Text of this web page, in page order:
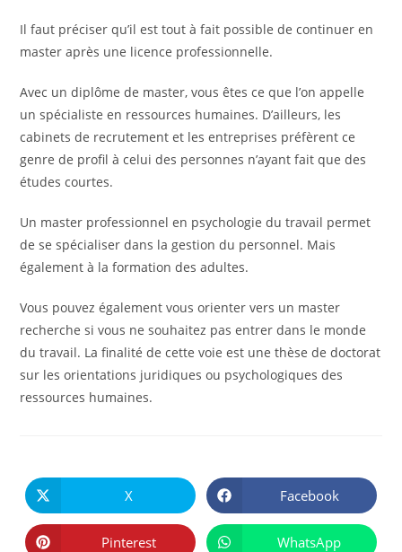
Il faut préciser qu’il est tout à fait possible de continuer en
master après une licence professionnelle.
Avec un diplôme de master, vous êtes ce que l’on appelle
un spécialiste en ressources humaines. D’ailleurs, les
cabinets de recrutement et les entreprises préfèrent ce
genre de profil à celui des personnes n’ayant fait que des
études courtes.
Un master professionnel en psychologie du travail permet
de se spécialiser dans la gestion du personnel. Mais
également à la formation des adultes.
Vous pouvez également vous orienter vers un master
recherche si vous ne souhaitez pas entrer dans le monde
du travail. La finalité de cette voie est une thèse de doctorat
sur les orientations juridiques ou psychologiques des
ressources humaines.
CE
CONTENU
Ouvrir
dans
une
autre
X Ouvrir
dans
une
autre
Facebook
Ouvrir
Pinterest Ouvrir
WhatsApp